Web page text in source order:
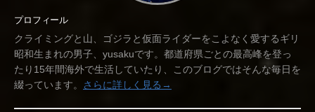
プロフィール
クライミングと山、ゴジラと仮面ライダーをこよなく愛するギリ
昭和生まれの男子、yusakuです。都道府県ごとの最高峰を登っ
たり15年間海外で生活していたり、このブログではそんな毎日を
綴っています。
さらに詳しく見る→